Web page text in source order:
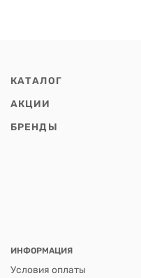
КАТАЛОГ
АКЦИИ
БРЕНДЫ
ИНФОРМАЦИЯ
Условия оплаты